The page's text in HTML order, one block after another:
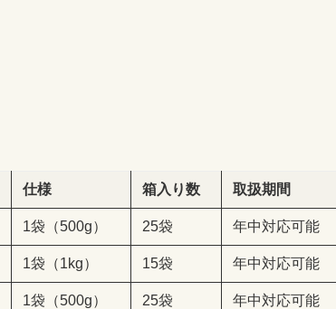
仕様 箱入り数 取扱期間
1袋（500g） 25袋 年中対応可能
1袋（1kg） 15袋 年中対応可能
1袋（500g） 25袋 年中対応可能